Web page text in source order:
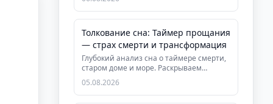
Толкование сна: Таймер прощания
— страх смерти и трансформация
Глубокий анализ сна о таймере смерти,
старом доме и море. Раскрываем
символизм страха, незавершённых...
05.08.2026